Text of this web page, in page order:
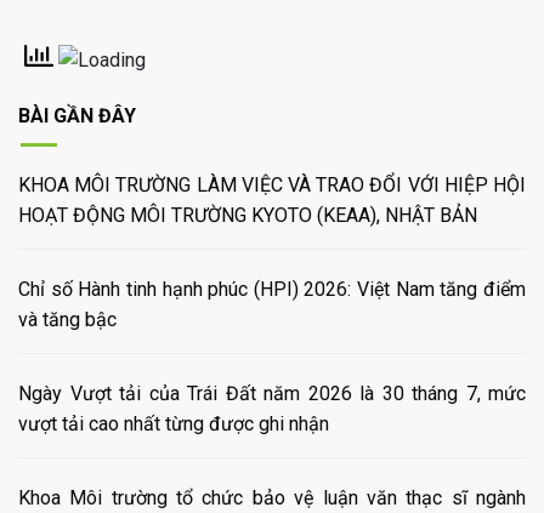
BÀI GẦN ĐÂY
KHOA MÔI TRƯỜNG LÀM VIỆC VÀ TRAO ĐỔI VỚI HIỆP HỘI
HOẠT ĐỘNG MÔI TRƯỜNG KYOTO (KEAA), NHẬT BẢN
Chỉ số Hành tinh hạnh phúc (HPI) 2026: Việt Nam tăng điểm
và tăng bậc
Ngày Vượt tải của Trái Đất năm 2026 là 30 tháng 7, mức
vượt tải cao nhất từng được ghi nhận
Khoa Môi trường tổ chức bảo vệ luận văn thạc sĩ ngành